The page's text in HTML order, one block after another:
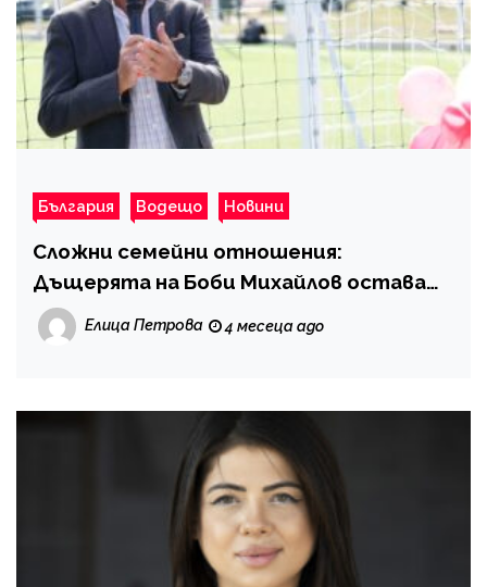
България Водещо Новини
Сложни семейни отношения:
Дъщерята на Боби Михайлов остава
дистанцирана от майка си
Елица Петрова 4 месеца ago